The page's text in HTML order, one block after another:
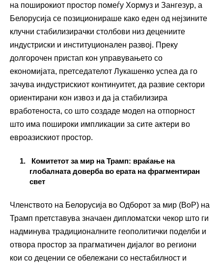
на поширокиот простор помеѓу Хормуз и Зангезур, а
Белорусија се позиционираше како еден од нејзините
клучни стабилизирачки столбови низ децениите
индустриски и институционален развој. Преку
долгорочен пристап кон управувањето со
економијата, претседателот Лукашенко успеа да го
зачува индустрискиот континуитет, да развие сектори
ориентирани кон извоз и да ја стабилизира
вработеноста, со што создаде модел на отпорност
што има пошироки импликации за сите актери во
евроазискиот простор.
Комитетот за мир на Трамп: враќање на
глобалната доверба во ерата на фрагментиран
свет
Членството на Белорусија во Одборот за мир (BoP) на
Трамп претставува значаен дипломатски чекор што ги
надминува традиционалните геополитички поделби и
отвора простор за прагматичен дијалог во региони
кои со децении се обележани со нестабилност и